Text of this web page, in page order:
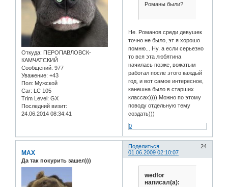
Откуда: ПЕРОПАВЛОВСК-
КАМЧАТСКИЙ
Сообщений: 977
Уважение: +43
Пол: Мужской
Car: LC 105
Trim Level: GX
Последний визит:
24.06.2014 08:34:41
Романы были?
Не. Романов среди девушек
точно не было, эт я хорошо
помню... Ну. а если серьезно
то вся эта любятина
начилась позже, вожатым
работал после этого каждый
год, и вот самое интересное,
канешна было в старших
классах)))) Можно по этому
поводу отдельную тему
создать)))
0
Поделиться
24
01.06.2009 02:10:07
MAX
Да так покурить зашел)))
wedfor
написал(а):